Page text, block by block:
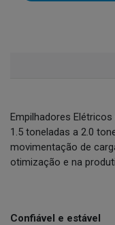
Empilhadores
1.5 toneladas a 2.0
movimentação de
otimização e na
Confiável e estável